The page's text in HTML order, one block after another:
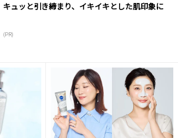
キュッと引き締まり、イキイキとした肌印象に
(PR)